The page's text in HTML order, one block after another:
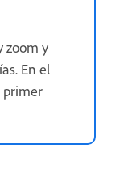
zoom y
En el
primer